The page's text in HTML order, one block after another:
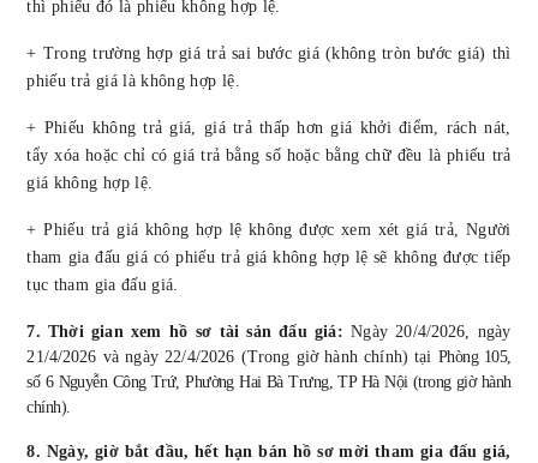
thì phiếu đó là phiếu không hợp lệ.
+ Trong trường hợp giá trả sai bước giá (không tròn bước giá) thì
phiếu trả giá là không hợp lệ.
+ Phiếu không trả giá, giá trả thấp hơn giá khởi điểm, rách nát,
tẩy xóa hoặc chỉ có giá trả bằng số hoặc bằng chữ đều là phiếu trả
giá không hợp lệ.
+ Phiếu trả giá không hợp lệ không được xem xét giá trả, Người
tham gia đấu giá có phiếu trả giá không hợp lệ sẽ không được tiếp
tục tham gia đấu giá.
7. Thời gian xem hồ sơ tài sản đấu giá:Ngày20/4/2026, ngày
21/4/2026 và ngày22/4/2026 (Trong giờ hành chính)tại Phòng 105,
số 6 Nguyễn Công Trứ, Phường Hai Bà Trưng,TP Hà Nội(trong giờ hành
chính).
8. Ngày, giờ bắt đầu, hết hạn bán hồ sơ mời tham gia đấu giá,